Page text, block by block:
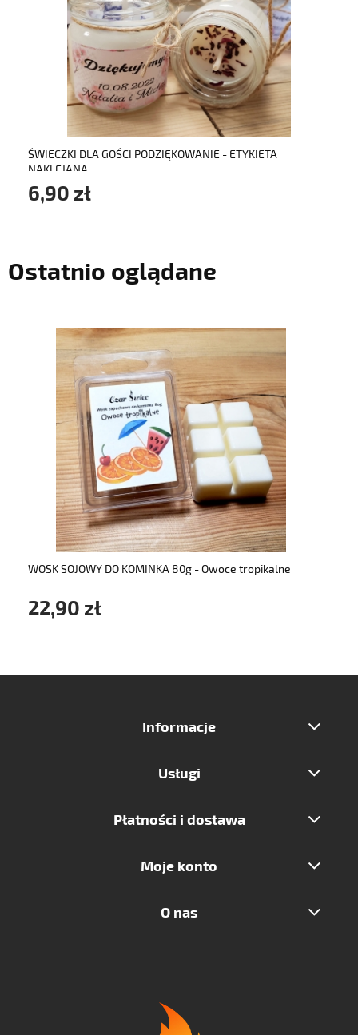
ŚWIECZKI DLA GOŚCI PODZIĘKOWANIE - ETYKIETA
NAKLEJANA
6,90 zł
do koszyka
Ostatnio oglądane
WOSK SOJOWY DO KOMINKA 80g - Owoce tropikalne
22,90 zł
do koszyka
Informacje
Usługi
Płatności i dostawa
Moje konto
O nas